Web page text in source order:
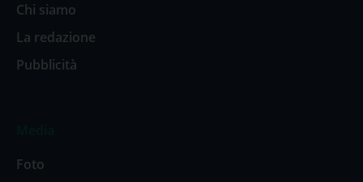
Chi siamo
La redazione
Pubblicità
Foto